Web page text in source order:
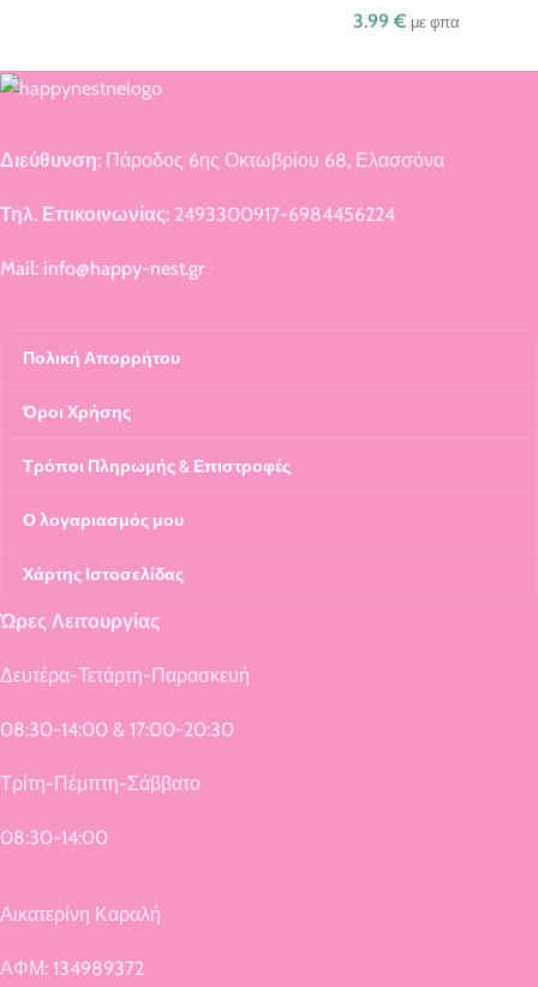
3.99 € με φπα
Διεύθυνση: Πάροδος 6ης Οκτωβρίου 68, Ελασσόνα
Τηλ. Επικοινωνίας: 2493300917-6984456224
Mail: info@happy-nest.gr
Πολική Απορρήτου
Όροι Χρήσης
Τρόποι Πληρωμής & Επιστροφές
Ο λογαριασμός μου
Χάρτης Ιστοσελίδας
Ώρες Λειτουργίας
Δευτέρα-Τετάρτη-Παρασκευή
08:30-14:00 & 17:00-20:30
Τρίτη-Πέμπτη-Σάββατο
08:30-14:00
Αικατερίνη Καραλή
ΑΦΜ: 134989372